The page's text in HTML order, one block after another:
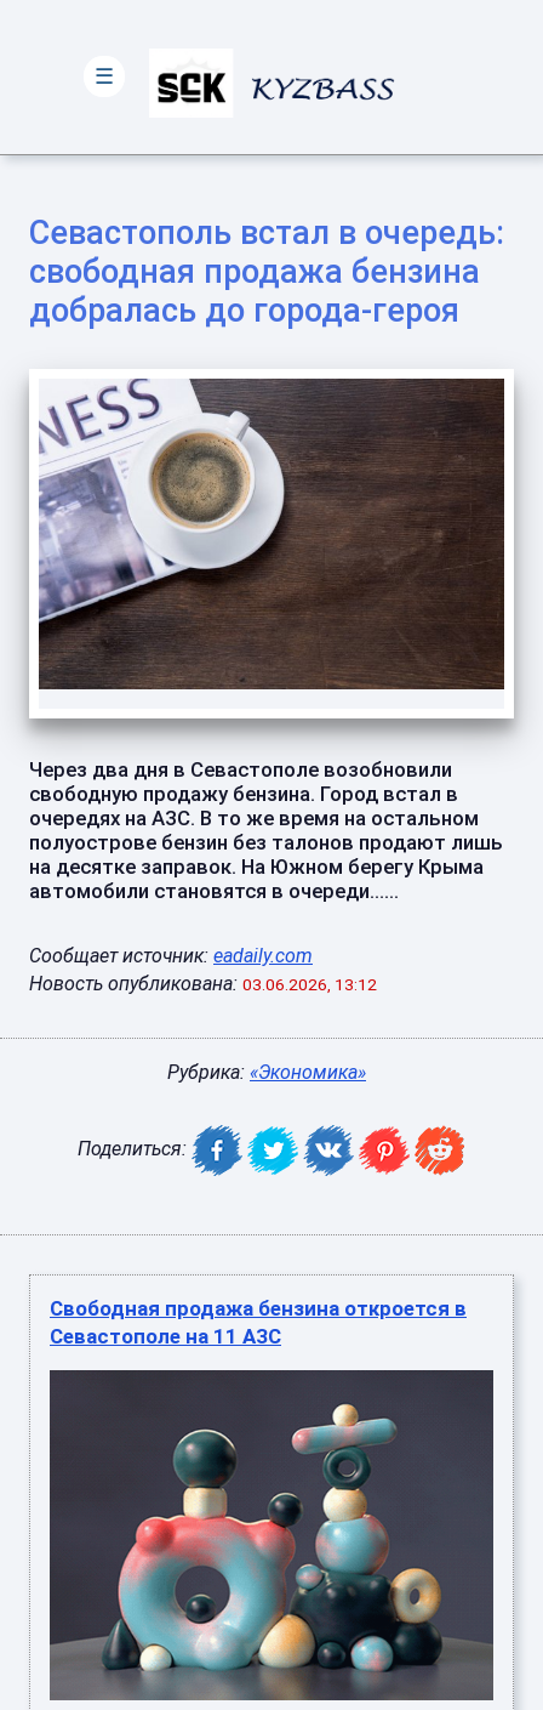
Севастополь встал в очередь:
свободная продажа бензина
добралась до города-героя
Через два дня в Севастополе возобновили
свободную продажу бензина. Город встал в
очередях на АЗС. В то же время на остальном
полуострове бензин без талонов продают лишь
на десятке заправок. На Южном берегу Крыма
автомобили становятся в очереди…...
Сообщает источник: eadaily.com
Новость опубликована: 03.06.2026, 13:12
Рубрика: «Экономика»
Поделиться:
Свободная продажа бензина откроется в
Севастополе на 11 АЗС
☰